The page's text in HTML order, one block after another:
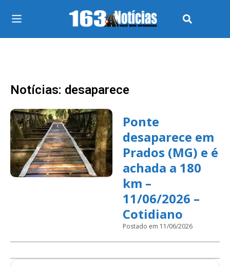
Notícias: desaparece
Ponte
desaparece em
Prados (MG) e é
achada a 180
km –
11/06/2026 –
Cotidiano
Postado em 11/06/2026